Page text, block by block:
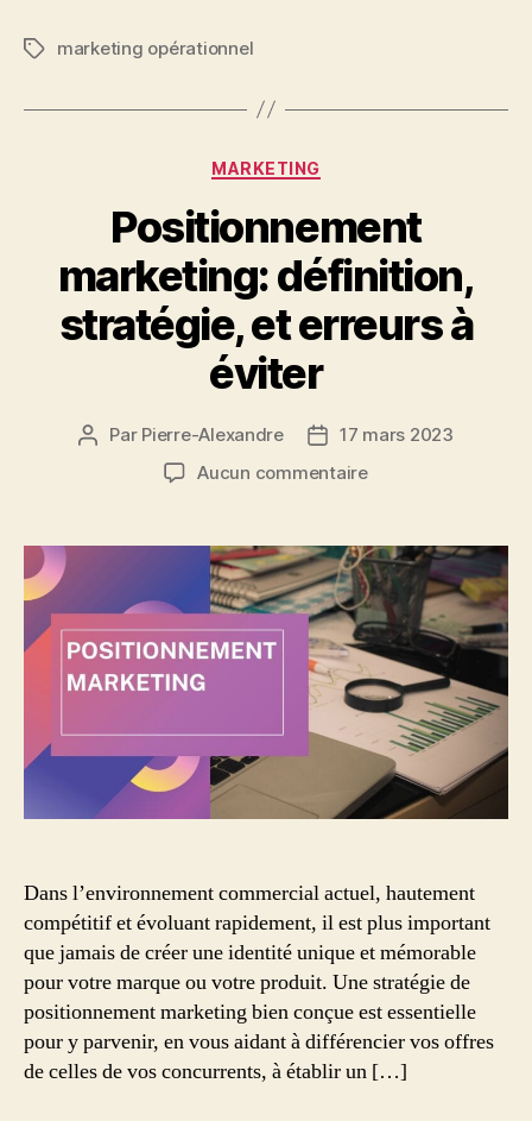
Étiquettes
marketing opérationnel
Catégories
MARKETING
Positionnement
marketing: définition,
stratégie, et erreurs à
éviter
Auteur
Par Pierre-Alexandre
Date
de
17 mars 2023
Aucun commentairesur
définition,
stratégie,
et
erreurs
à
éviter
Dans l’environnement commercial actuel, hautement
compétitif et évoluant rapidement, il est plus important
que jamais de créer une identité unique et mémorable
pour votre marque ou votre produit. Une stratégie de
positionnement marketing bien conçue est essentielle
pour y parvenir, en vous aidant à différencier vos offres
de celles de vos concurrents, à établir un […]